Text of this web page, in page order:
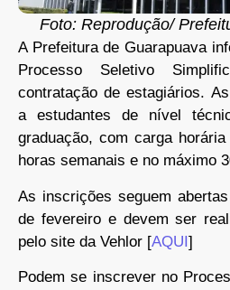
Foto: Reprodução/
A Prefeitura de Guarapuava
Processo Seletivo
contratação de estagiários.
a estudantes de nível
graduação, com carga
horas semanais e no máximo
As inscrições seguem
de fevereiro e devem ser
pelo site da Vehlor [AQUI]
Podem se inscrever no